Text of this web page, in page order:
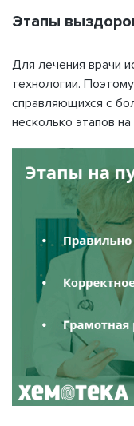
Этапы
Для лечения врачи
технологии.
справляющихся с
несколько этапов